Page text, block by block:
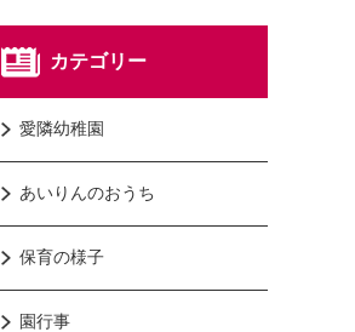
カテゴリー
愛隣幼稚園
あいりんのおうち
保育の様子
園行事